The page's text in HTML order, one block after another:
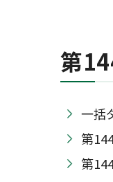
第
一括
第
第